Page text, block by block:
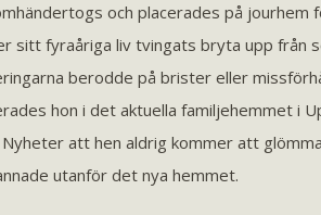
och placerades på
sitt fyraåriga liv tvingats bryta upp från
berodde på brister eller
hon i det aktuella familjehemmet i
att hen aldrig kommer att
utanför det nya hemmet.